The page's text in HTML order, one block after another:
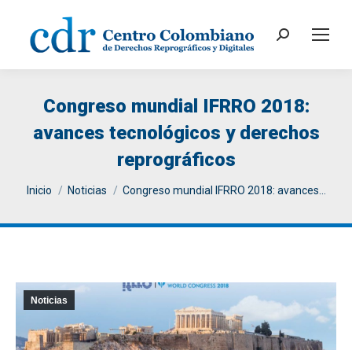
Search:
Congreso mundial IFRRO 2018:
avances tecnológicos y derechos
reprográficos
You are here:
Inicio Noticias Congreso mundial IFRRO 2018: avances…
Noticias